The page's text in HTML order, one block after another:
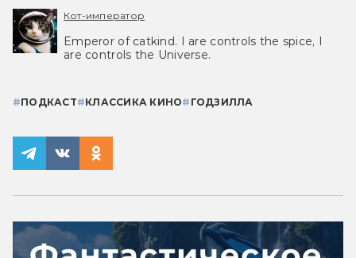
Кот-император
Emperor of catkind. I are controls the spice, I
are controls the Universe.
#ПОДКАСТ#КЛАССИКА КИНО# ГОДЗИЛЛА